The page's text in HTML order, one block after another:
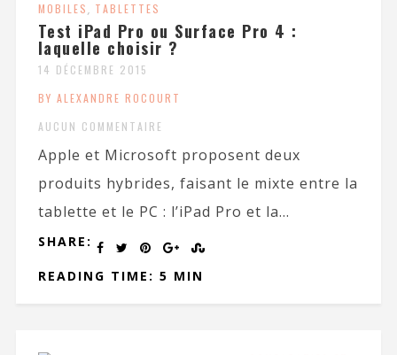
MOBILES, TABLETTES
Test iPad Pro ou Surface Pro 4 :
laquelle choisir ?
14 DÉCEMBRE 2015
BY ALEXANDRE ROCOURT
AUCUN COMMENTAIRE
Apple et Microsoft proposent deux
produits hybrides, faisant le mixte entre la
tablette et le PC : l’iPad Pro et la...
SHARE:
READING TIME: 5 MIN